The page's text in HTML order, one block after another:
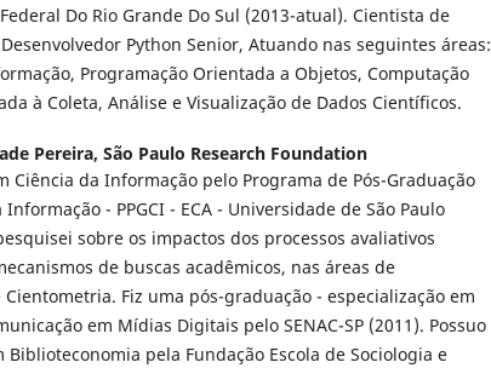
Do Rio Grande Do Sul (2013-atual). Cientista de
Python Senior, Atuando nas seguintes áreas:
Programação Orientada a Objetos, Computação
à Coleta, Análise e Visualização de Dados Científicos.
Pereira, São Paulo Research Foundation
Ciência da Informação pelo Programa de Pós-Graduação
- PPGCI - ECA - Universidade de São Paulo
sobre os impactos dos processos avaliativos
de buscas acadêmicos, nas áreas de
Fiz uma pós-graduação - especialização em
em Mídias Digitais pelo SENAC-SP (2011). Possuo
Biblioteconomia pela Fundação Escola de Sociologia e